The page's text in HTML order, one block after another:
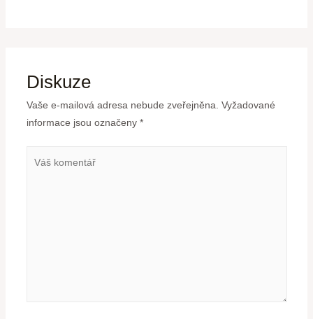
Diskuze
Vaše e-mailová adresa nebude zveřejněna. Vyžadované
informace jsou označeny *